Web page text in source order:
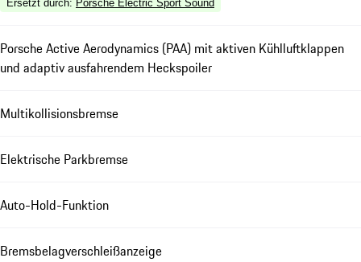
Ersetzt durch: Porsche Electric Sport Sound
Porsche Active Aerodynamics (PAA) mit aktiven Kühlluftklappen
und adaptiv ausfahrendem Heckspoiler
Multikollisionsbremse
Elektrische Parkbremse
Auto-Hold-Funktion
Bremsbelagverschleißanzeige